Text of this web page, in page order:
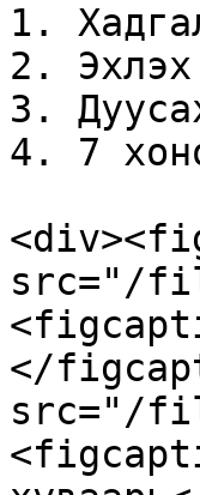
1.
2. Эхлэх
3.
4. 7
src="/
</
src="/